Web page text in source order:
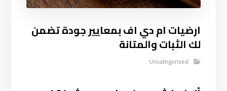
ارضيات ام دي اف بمعايير جودة تضمن
لك الثبات والمتانة
Uncategorized